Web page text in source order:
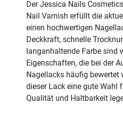
Der Jessica Nails
Nail Varnish erfüllt die
einen hochwertigen
Deckkraft, schnelle
langanhaltende Farbe sind
Eigenschaften, die bei der
Nagellacks häufig bewertet
dieser Lack eine gute Wahl
Qualität und Haltbarkeit